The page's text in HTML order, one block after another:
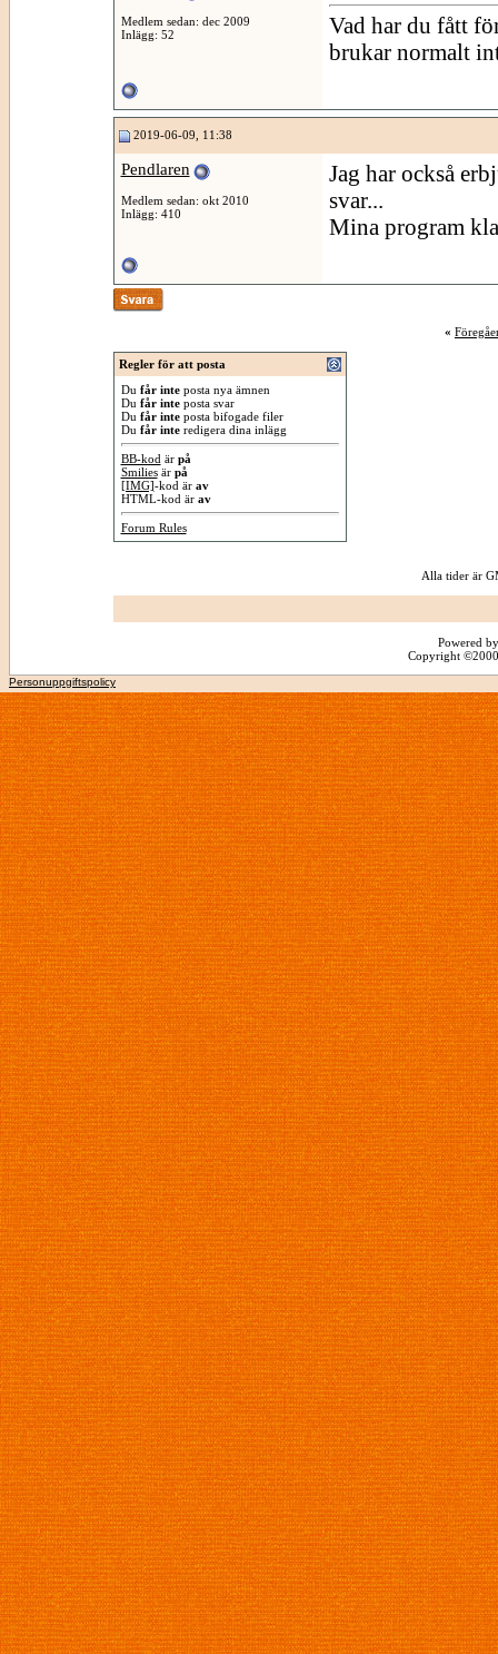
Medlem sedan: dec 2009
Inlägg: 52
Vad har du fått
brukar normalt
2019-06-09, 11:38
Pendlaren
Medlem sedan: okt 2010
Inlägg: 410
Jag har också
svar...
Mina program
«
Regler för att posta
Du får inteposta nya ämnen
Du får inteposta svar
Du får inteposta bifogade filer
Du får interedigera dina inlägg
BB-kod är på
Smiliesär på
[IMG]-kod är av
HTML-kod är av
Forum Rules
Alla tider är
Powered
Copyright
Personuppgiftspolicy